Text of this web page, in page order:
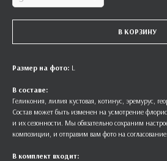
В КОРЗИНУ
Размер на фото: L
В составе:
Геликония, лилия кустовая, котинус, эремурус,
Состав может быть изменен на усмотрение
и их сезонности. Мы обязательно сохраним
композиции, и отправим вам фото на согласование.
В комплект входит: